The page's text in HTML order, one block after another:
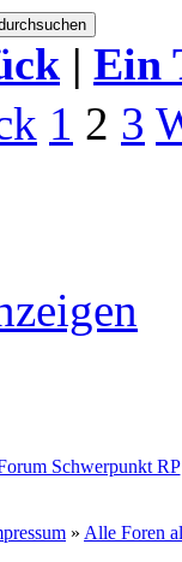
| Ein
1 2 3
» Alle Foren